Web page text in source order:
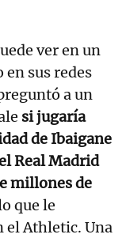
ver en un
sus redes
a un
si jugaría
de Ibaigane
Real Madrid
millones de
que le
el Athletic. Una